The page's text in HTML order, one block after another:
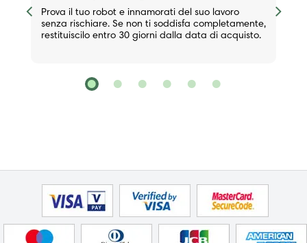
Previous
Prova il tuo robot e innamorati del suo lavoro
senza rischiare. Se non ti soddisfa completamente,
restituiscilo entro 30 giorni dalla data di acquisto.
Next